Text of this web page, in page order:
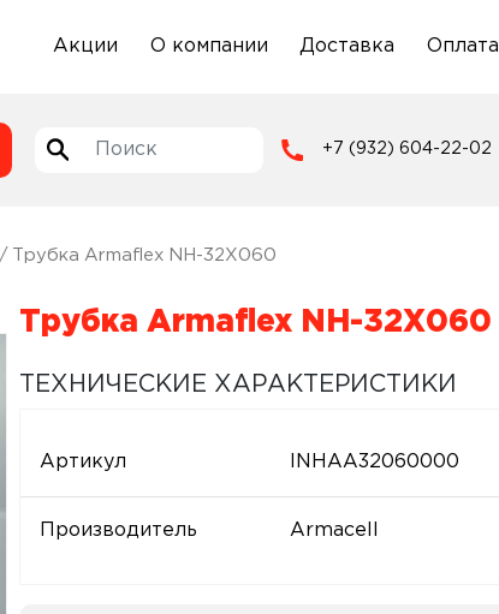
Акции О компании Доставка Оплата
+7 (932) 604-22-02
/ Трубка Armaflex NH-32X060
Трубка Armaflex NH-32X060
ТЕХНИЧЕСКИЕ ХАРАКТЕРИСТИКИ
Артикул INHAA32060000
Производитель Armacell